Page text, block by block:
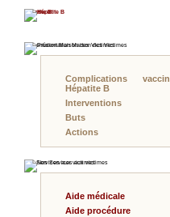
Hépatite B
Présentation Maison des Victimes
Complications vaccin
Hépatite B
Interventions
Buts
Actions
Nos Services aux victimes
Aide médicale
Aide procédure